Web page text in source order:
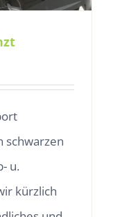
schwarzen
u.
kürzlich